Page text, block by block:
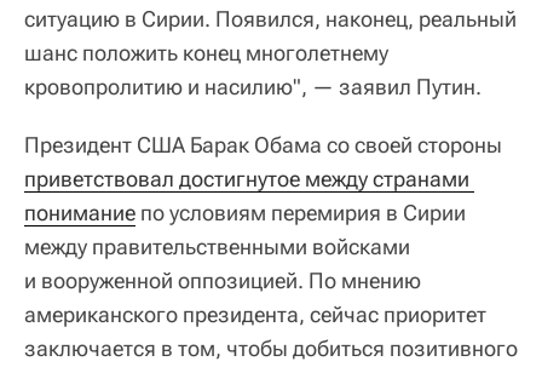
ситуацию в Сирии. Появился, наконец, реальный
шанс положить конец многолетнему
кровопролитию и насилию", — заявил Путин.
Президент США Барак Обама со своей стороны
приветствовал достигнутое между странами
понимание по условиям перемирия в Сирии
между правительственными войсками
и вооруженной оппозицией. По мнению
американского президента, сейчас приоритет
заключается в том, чтобы добиться позитивного